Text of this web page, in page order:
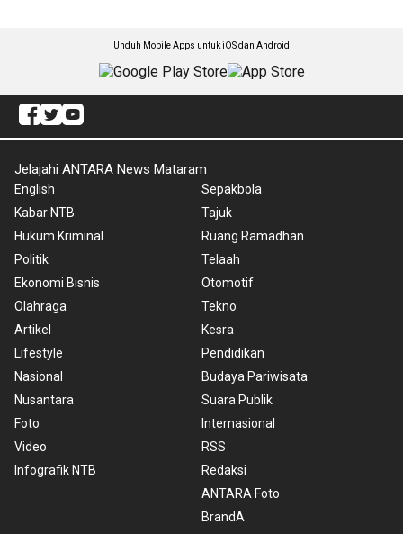
Unduh Mobile Apps untuk iOS dan Android
Jelajahi ANTARA News Mataram
English
Kabar NTB
Hukum Kriminal
Politik
Ekonomi Bisnis
Olahraga
Artikel
Lifestyle
Nasional
Nusantara
Foto
Video
Infografik NTB
Sepakbola
Tajuk
Ruang Ramadhan
Telaah
Otomotif
Tekno
Kesra
Pendidikan
Budaya Pariwisata
Suara Publik
Internasional
RSS
Redaksi
ANTARA Foto
BrandA